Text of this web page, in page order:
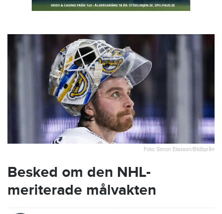
Foto: Simon Eliasson/Bildbyrån
Besked om den NHL-
meriterade målvakten